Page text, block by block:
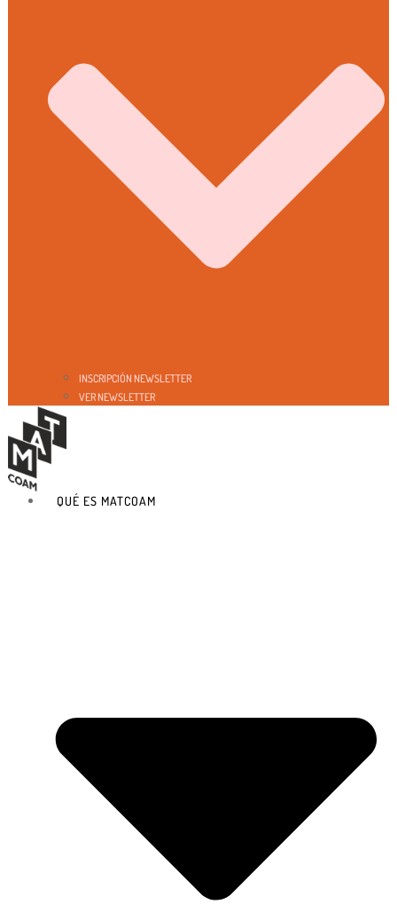
INSCRIPCIÓN NEWSLETTER
VER NEWSLETTER
QUÉ ES MATCOAM